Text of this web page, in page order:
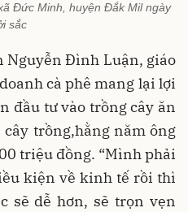
Đức Minh, huyện Đắk Mil ngày
sắc
Đình Luận, giáo
cà phê mang lại lợi
đầu tư vào trồng cây ăn
trồng,hằng năm ông
triệu đồng. “Mình phải
kiện về kinh tế rồi thì
sẽ dễ hơn, sẽ trọn vẹn